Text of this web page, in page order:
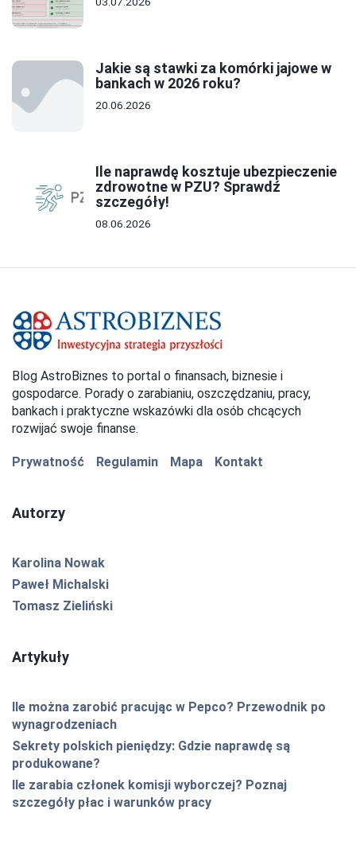
Jakie są stawki za komórki jajowe w
bankach w 2026 roku?
20.06.2026
Ile naprawdę kosztuje ubezpieczenie
zdrowotne w PZU? Sprawdź
szczegóły!
08.06.2026
Blog AstroBiznes to portal o finansach, biznesie i
gospodarce. Porady o zarabianiu, oszczędzaniu, pracy,
bankach i praktyczne wskazówki dla osób chcących
rozwijać swoje finanse.
Prywatność Regulamin Mapa Kontakt
Autorzy
Karolina Nowak
Paweł Michalski
Tomasz Zieliński
Artykuły
Ile można zarobić pracując w Pepco? Przewodnik po
wynagrodzeniach
Sekrety polskich pieniędzy: Gdzie naprawdę są
produkowane?
Ile zarabia członek komisji wyborczej? Poznaj
szczegóły płac i warunków pracy